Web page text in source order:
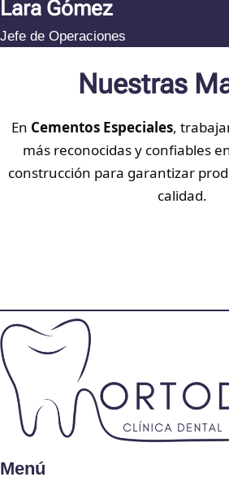
Lara Gómez
Jefe de Operaciones
Nuestras
En Cementos Especiales,
más reconocidas y confiables
construcción para garantizar
calidad.
Menú